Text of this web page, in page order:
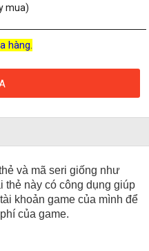
mua)
hàng.
và mã seri giống như
thẻ này có công dụng giúp
khoản game của mình để
của game.